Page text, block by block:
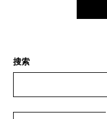
搜索